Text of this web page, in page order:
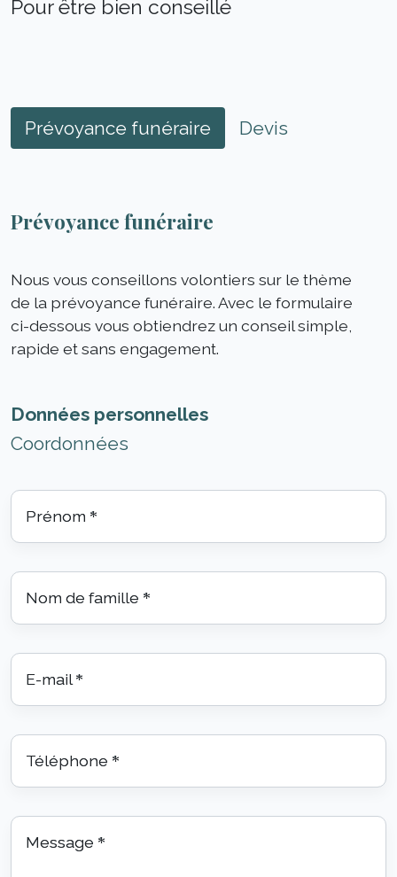
Pour être bien conseillé
Prévoyance funéraire Devis
Prévoyance funéraire
Nous vous conseillons volontiers sur le thème
de la prévoyance funéraire. Avec le formulaire
ci-dessous vous obtiendrez un conseil simple,
rapide et sans engagement.
Données personnelles
Coordonnées
Prénom *
Nom de famille *
E-mail *
Téléphone *
Message *